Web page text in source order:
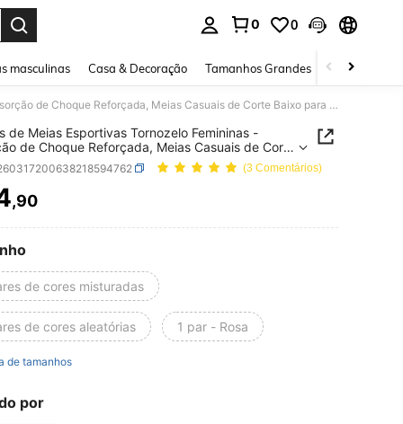
0 0
masculinas Casa & Decoração Tamanhos Grandes Joias e
5 Pares de Meias Esportivas Tornozelo Femininas - Absorção de Choque Reforçada, Meias Casuais de Corte Baixo para Corrida, Adequadas para Todas as Estações
de Meias Esportivas Tornozelo Femininas -
de Choque Reforçada, Meias Casuais de Corte
Corrida, Adequadas para Todas as Estações(3 Comentários)
AND AVAILABILITY
,90
de cores misturadas
de cores aleatórias 1 par - Rosa
de tamanhos
por